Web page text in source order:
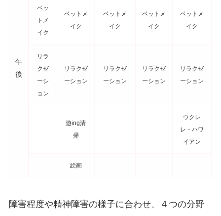
午
後
ベッ
トメ
イク
ベットメ
イク
ベットメ
イク
ベットメ
イク
ベットメ
イク
リラ
クゼ
ーシ
ョン
リラクゼ
ーション
リラクゼ
ーション
リラクゼ
ーション
リラクゼ
ーション
遊ing清
掃
ウクレ
レ・ハワ
イアン
絵画
障害程度や精神障害の様子に合わせ、４つの分野